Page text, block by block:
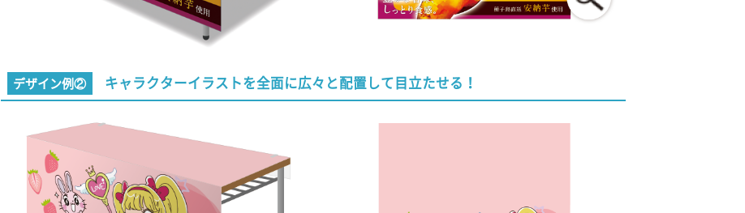
デザイン例② キャラクターイラストを全面に広々と配置して目立たせる！